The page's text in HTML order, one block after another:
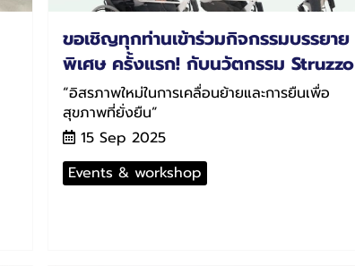
ขอเชิญทุกท่านเข้าร่วมกิจกรรมบรรยาย
พิเศษ ครั้งแรก! กับนวัตกรรม Struzzo
“อิสรภาพใหม่ในการเคลื่อนย้ายและการยืนเพื่อ
สุขภาพที่ยั่งยืน”
15 Sep 2025
Events & workshop